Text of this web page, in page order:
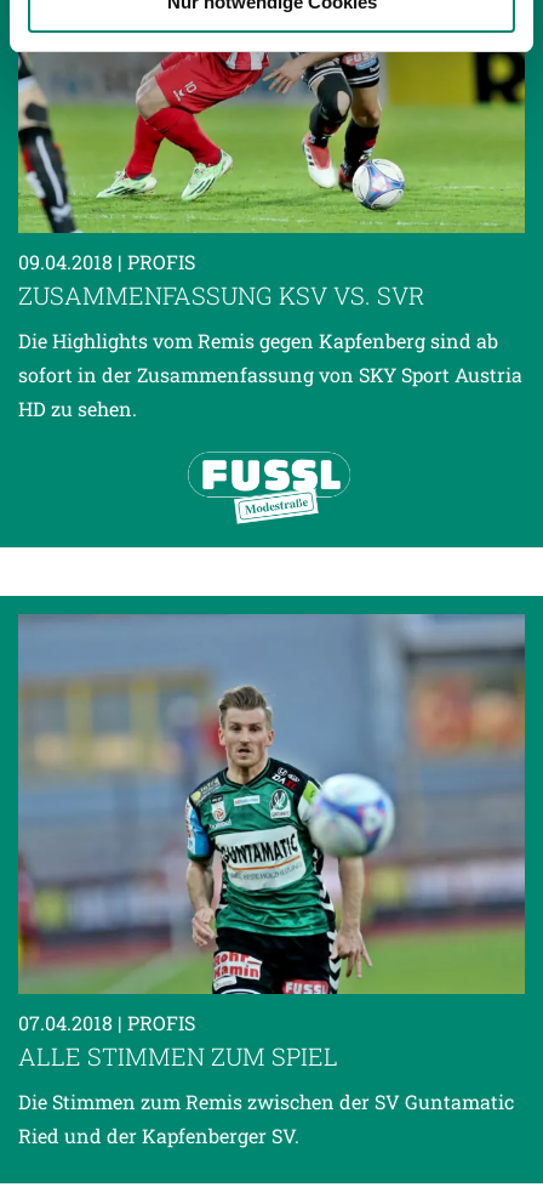
gesammelt haben.
Weitere Details, insbesondere zu Speicherdauer und
Empfänger entnehmen Sie unserer
Datenschutzerklärung.
09.04.2018 | PROFIS
ZUSAMMENFASSUNG KSV VS. SVR
Die Highlights vom Remis gegen Kapfenberg sind ab
sofort in der Zusammenfassung von SKY Sport Austria
HD zu sehen.
07.04.2018 | PROFIS
ALLE STIMMEN ZUM SPIEL
Die Stimmen zum Remis zwischen der SV Guntamatic
Ried und der Kapfenberger SV.